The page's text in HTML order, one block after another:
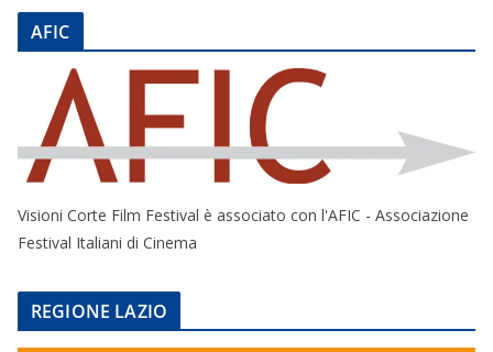
AFIC
Visioni Corte Film Festival è associato con l'AFIC - Associazione
Festival Italiani di Cinema
REGIONE LAZIO